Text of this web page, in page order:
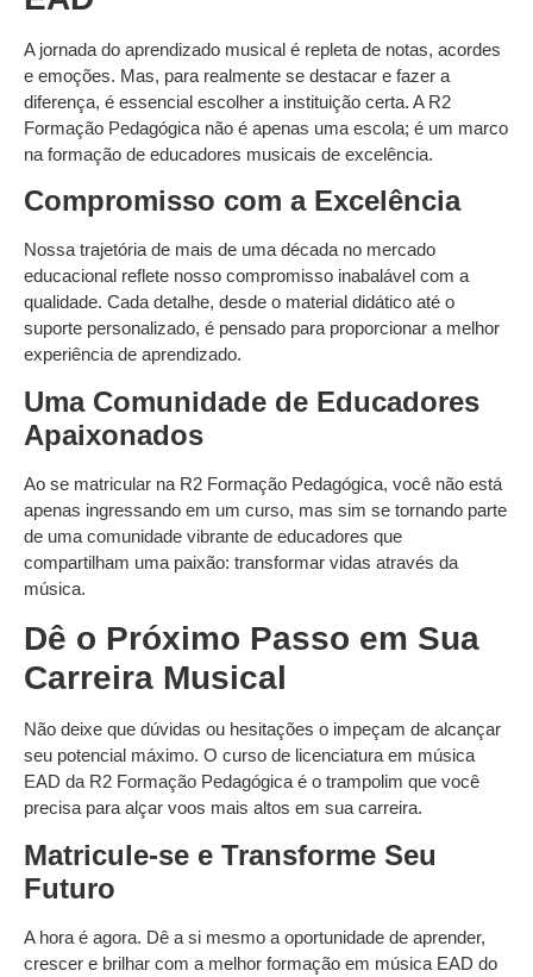
A jornada do aprendizado musical é repleta de notas, acordes
e emoções. Mas, para realmente se destacar e fazer a
diferença, é essencial escolher a instituição certa. A R2
Formação Pedagógica não é apenas uma escola; é um marco
na formação de educadores musicais de excelência.
Compromisso com a Excelência
Nossa trajetória de mais de uma década no mercado
educacional reflete nosso compromisso inabalável com a
qualidade. Cada detalhe, desde o material didático até o
suporte personalizado, é pensado para proporcionar a melhor
experiência de aprendizado.
Uma Comunidade de Educadores
Apaixonados
Ao se matricular na R2 Formação Pedagógica, você não está
apenas ingressando em um curso, mas sim se tornando parte
de uma comunidade vibrante de educadores que
compartilham uma paixão: transformar vidas através da
música.
Dê o Próximo Passo em Sua
Carreira Musical
Não deixe que dúvidas ou hesitações o impeçam de alcançar
seu potencial máximo. O curso de licenciatura em música
EAD da R2 Formação Pedagógica é o trampolim que você
precisa para alçar voos mais altos em sua carreira.
Matricule-se e Transforme Seu
Futuro
A hora é agora. Dê a si mesmo a oportunidade de aprender,
crescer e brilhar com a melhor formação em música EAD do